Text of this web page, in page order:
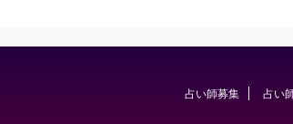
占い師募集 占い